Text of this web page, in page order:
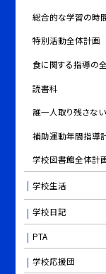
総合的な学習の時
特別活動全体計画
食に関する指導の
読書科
誰一人取り残さな
補助運動年間指導
学校図書館全体計
学校生活
学校日記
PTA
学校応援団